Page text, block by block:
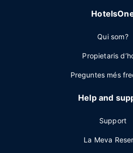
Qui som?
Propietaris
Preguntes més
Help and
Support
La Meva